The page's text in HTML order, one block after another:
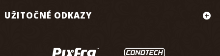
UŽITOČNÉ ODKAZY